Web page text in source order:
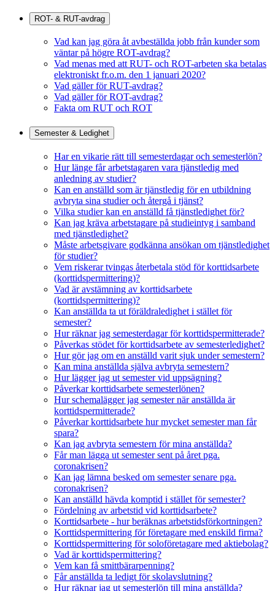
ROT- & RUT-avdrag
Vad kan jag göra åt avbeställda jobb från kunder som
väntar på högre ROT-avdrag?
Vad menas med att RUT- och ROT-arbeten ska betalas
elektroniskt fr.o.m. den 1 januari 2020?
Vad gäller för RUT-avdrag?
Vad gäller för ROT-avdrag?
Fakta om RUT och ROT
Semester & Ledighet
Har en vikarie rätt till semesterdagar och semesterlön?
Hur länge får arbetstagaren vara tjänstledig med
anledning av studier?
Kan en anställd som är tjänstledig för en utbildning
avbryta sina studier och återgå i tjänst?
Vilka studier kan en anställd få tjänstledighet för?
Kan jag kräva arbetstagare på studieintyg i samband
med tjänstledighet?
Måste arbetsgivare godkänna ansökan om tjänstledighet
för studier?
Vem riskerar tvingas återbetala stöd för korttidsarbete
(korttidspermittering)?
Vad är avstämning av korttidsarbete
(korttidspermittering)?
Kan anställda ta ut föräldraledighet i stället för
semester?
Hur räknar jag semesterdagar för korttidspermitterade?
Påverkas stödet för korttidsarbete av semesterledighet?
Hur gör jag om en anställd varit sjuk under semestern?
Kan mina anställda själva avbryta semestern?
Hur lägger jag ut semester vid uppsägning?
Påverkar korttidsarbete semesterlönen?
Hur schemalägger jag semester när anställda är
korttidspermitterade?
Påverkar korttidsarbete hur mycket semester man får
spara?
Kan jag avbryta semestern för mina anställda?
Får man lägga ut semester sent på året pga.
coronakrisen?
Kan jag lämna besked om semester senare pga.
coronakrisen?
Kan anställd hävda komptid i stället för semester?
Fördelning av arbetstid vid korttidsarbete?
Korttidsarbete - hur beräknas arbetstidsförkortningen?
Korttidspermittering för företagare med enskild firma?
Korttidspermittering för soloföretagare med aktiebolag?
Vad är korttidspermittering?
Vem kan få smittbärarpenning?
Får anställda ta ledigt för skolavslutning?
Hur räknar jag ut semesterlön till mina anställda?